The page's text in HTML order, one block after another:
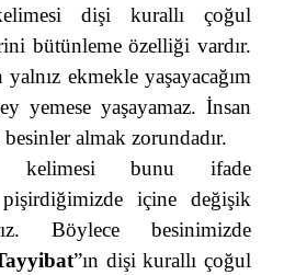
dişi kurallı çoğul
bütünleme özelliği vardır.
ekmekle yaşayacağım
yemese yaşayamaz. İnsan
almak zorundadır.
kelimesi bunu ifade
içine değişik
Böylece besinimizde
”ın dişi kurallı çoğul